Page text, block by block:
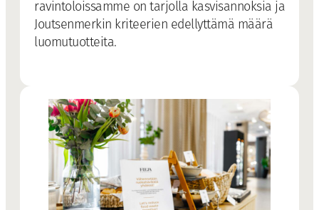
ravintoloissamme on tarjolla kasvisannoksia ja
Joutsenmerkin kriteerien edellyttämä määrä
luomutuotteita.